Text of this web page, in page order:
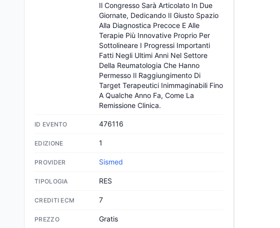
Il Congresso Sarà Articolato In Due
Giornate, Dedicando Il Giusto Spazio
Alla Diagnostica Precoce E Alle
Terapie Più Innovative Proprio Per
Sottolineare I Progressi Importanti
Fatti Negli Ultimi Anni Nel Settore
Della Reumatologia Che Hanno
Permesso Il Raggiungimento Di
Target Terapeutici Inimmaginabili Fino
A Qualche Anno Fa, Come La
Remissione Clinica.
ID EVENTO 476116
EDIZIONE 1
PROVIDER Sismed
TIPOLOGIA RES
CREDITI ECM 7
PREZZO Gratis